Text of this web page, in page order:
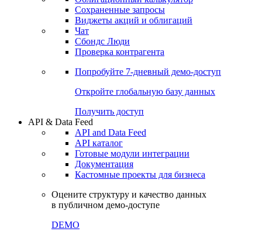
Сохраненные запросы
Виджеты акций и облигаций
Чат
Сбондс Люди
Проверка контрагента
Попробуйте 7-дневный демо-доступ
Откройте глобальную базу данных
Получить доступ
API & Data Feed
API and Data Feed
API каталог
Готовые модули интеграции
Документация
Кастомные проекты для бизнеса
Оцените структуру и качество данных
в публичном демо-доступе
DEMO